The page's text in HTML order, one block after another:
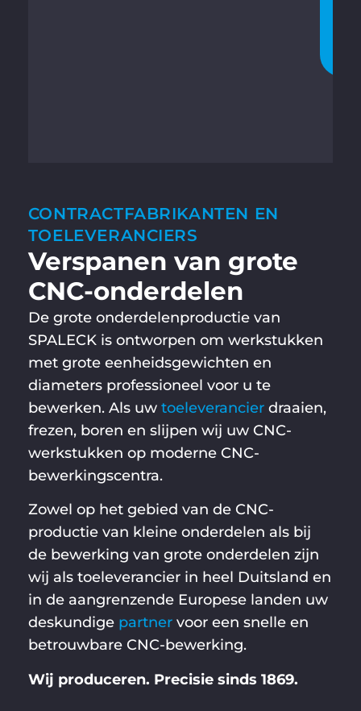
CONTRACTFABRIKANTEN EN
TOELEVERANCIERS
Verspanen van grote
CNC-onderdelen
De grote onderdelenproductie van
SPALECK is ontworpen om werkstukken
met grote eenheidsgewichten en
diameters professioneel voor u te
bewerken. Als uw toeleverancierdraaien,
frezen, boren en slijpen wij uw CNC-
werkstukken op moderne CNC-
bewerkingscentra.
Zowel op het gebied van de CNC-
productie van kleine onderdelen als bij
de bewerking van grote onderdelen zijn
wij als toeleverancier in heel Duitsland en
in de aangrenzende Europese landen uw
deskundige partnervoor een snelle en
betrouwbare CNC-bewerking.
Wij produceren. Precisie sinds 1869.